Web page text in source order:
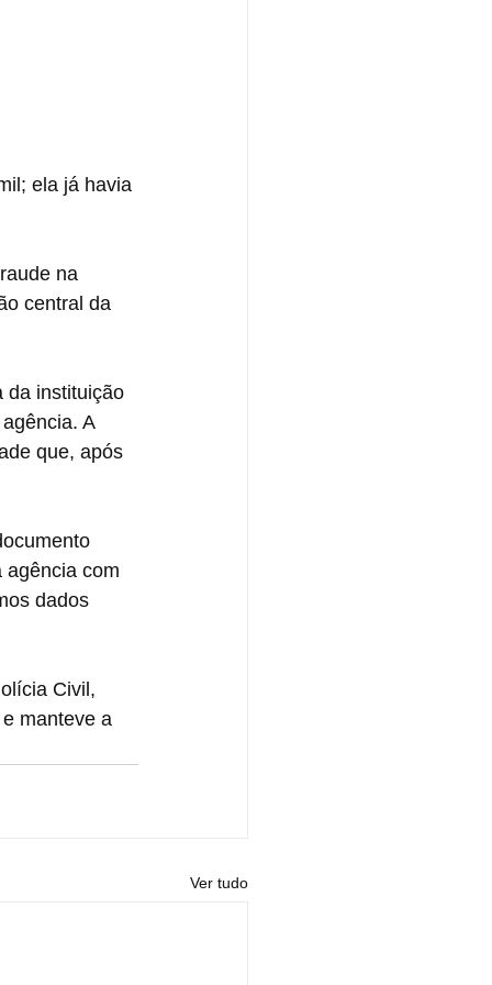
ela já havia
na
central da
da instituição
A
que, após
agência com
dados
Civil,
manteve a
Ver tudo